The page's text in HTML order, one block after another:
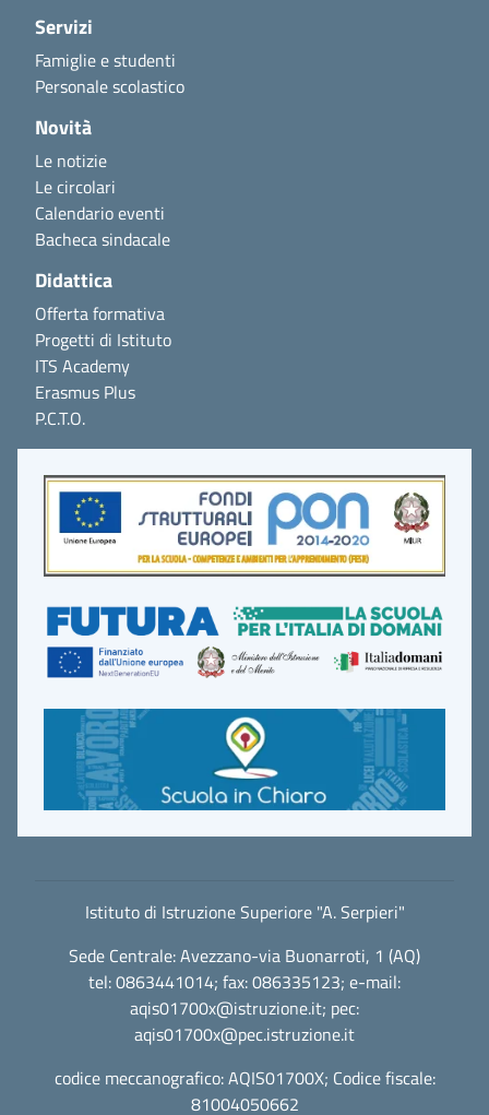
Servizi
Famiglie e studenti
Personale scolastico
Novità
Le notizie
Le circolari
Calendario eventi
Bacheca sindacale
Didattica
Offerta formativa
Progetti di Istituto
ITS Academy
Erasmus Plus
P.C.T.O.
Istituto di Istruzione Superiore "A. Serpieri"
Sede Centrale: Avezzano-via Buonarroti, 1 (AQ)
tel: 0863441014; fax: 086335123; e-mail:
aqis01700x@istruzione.it; pec:
aqis01700x@pec.istruzione.it
codice meccanografico: AQIS01700X; Codice fiscale:
81004050662